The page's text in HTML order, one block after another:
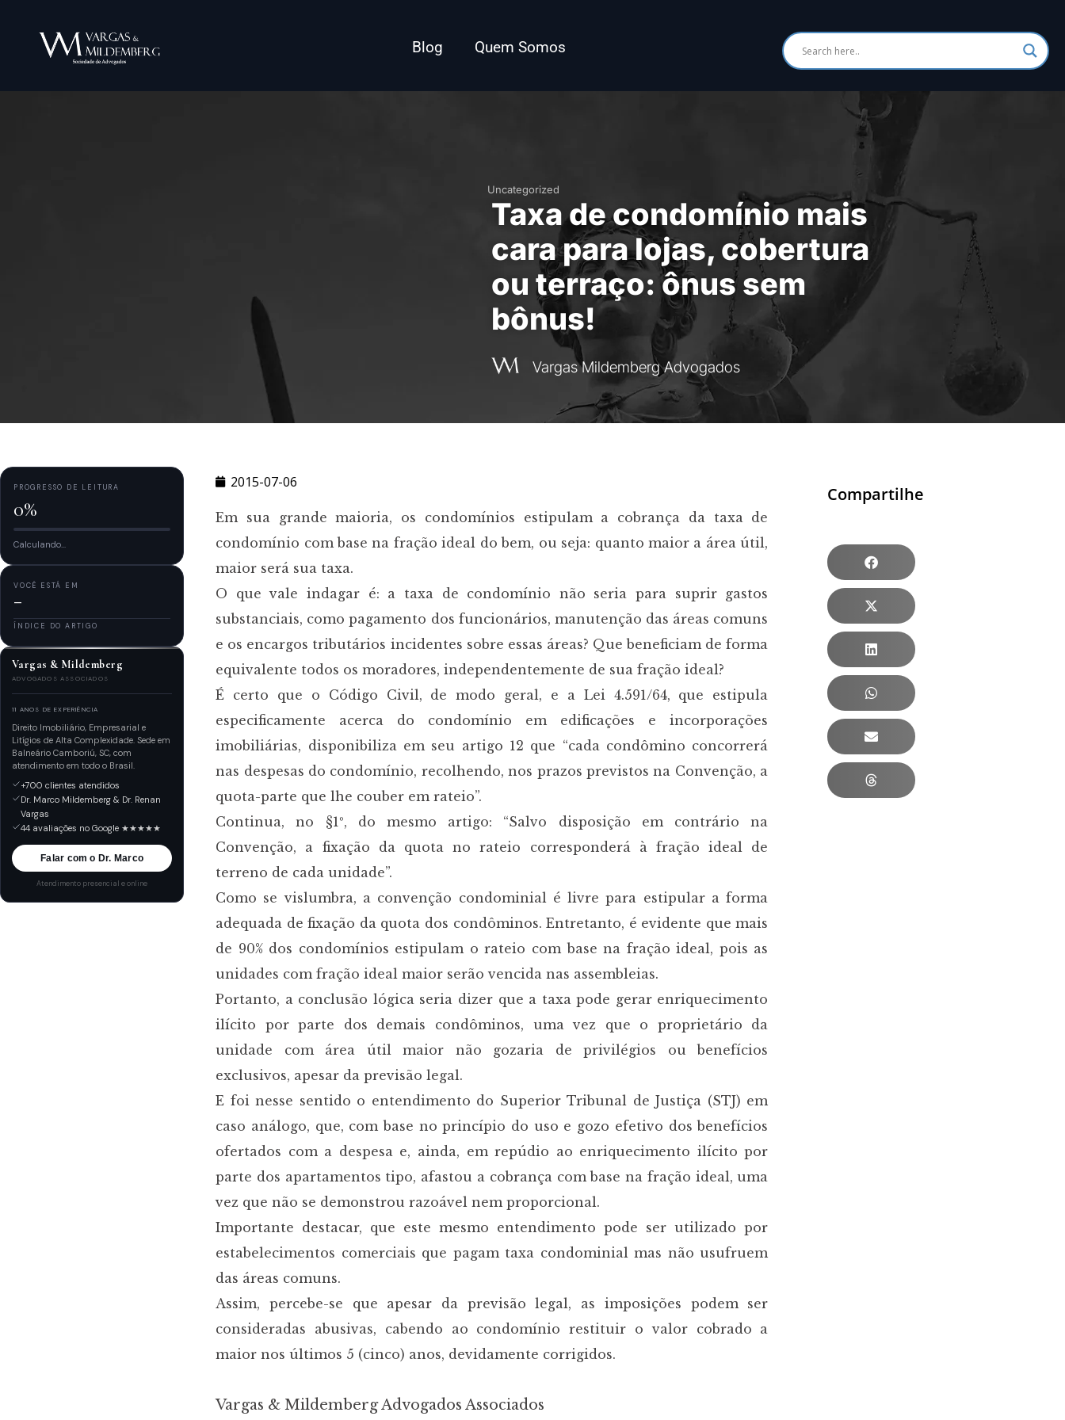
Blog Quem Somos
Uncategorized
Taxa de condomínio mais
cara para lojas, cobertura
ou terraço: ônus sem
bônus!
Vargas Mildemberg Advogados
PROGRESSO DE LEITURA
0%
Calculando...
VOCÊ ESTÁ EM
—
ÍNDICE DO ARTIGO
Vargas & Mildemberg
ADVOGADOS ASSOCIADOS
11 ANOS DE EXPERIÊNCIA
Direito Imobiliário, Empresarial e
Litígios de Alta Complexidade. Sede em
Balneário Camboriú, SC, com
atendimento em todo o Brasil.
+700 clientes atendidos
Dr. Marco Mildemberg & Dr. Renan
Vargas
44 avaliações no Google ★★★★★
Falar com o Dr. Marco
Atendimento presencial e online
2015-07-06
Em sua grande maioria, os condomínios estipulam a cobrança da taxa de
condomínio com base na fração ideal do bem, ou seja: quanto maior a área útil,
maior será sua taxa.
O que vale indagar é: a taxa de condomínio não seria para suprir gastos
substanciais, como pagamento dos funcionários, manutenção das áreas comuns
e os encargos tributários incidentes sobre essas áreas? Que beneficiam de forma
equivalente todos os moradores, independentemente de sua fração ideal?
É certo que o Código Civil, de modo geral, e a Lei 4.591/64, que estipula
especificamente acerca do condomínio em edificações e incorporações
imobiliárias, disponibiliza em seu artigo 12 que “cada condômino concorrerá
nas despesas do condomínio, recolhendo, nos prazos previstos na Convenção, a
quota-parte que lhe couber em rateio”.
Continua, no §1º, do mesmo artigo: “Salvo disposição em contrário na
Convenção, a fixação da quota no rateio corresponderá à fração ideal de
terreno de cada unidade”.
Como se vislumbra, a convenção condominial é livre para estipular a forma
adequada de fixação da quota dos condôminos. Entretanto, é evidente que mais
de 90% dos condomínios estipulam o rateio com base na fração ideal, pois as
unidades com fração ideal maior serão vencida nas assembleias.
Portanto, a conclusão lógica seria dizer que a taxa pode gerar enriquecimento
ilícito por parte dos demais condôminos, uma vez que o proprietário da
unidade com área útil maior não gozaria de privilégios ou benefícios
exclusivos, apesar da previsão legal.
E foi nesse sentido o entendimento do Superior Tribunal de Justiça (STJ) em
caso análogo, que, com base no princípio do uso e gozo efetivo dos benefícios
ofertados com a despesa e, ainda, em repúdio ao enriquecimento ilícito por
parte dos apartamentos tipo, afastou a cobrança com base na fração ideal, uma
vez que não se demonstrou razoável nem proporcional.
Importante destacar, que este mesmo entendimento pode ser utilizado por
estabelecimentos comerciais que pagam taxa condominial mas não usufruem
das áreas comuns.
Assim, percebe-se que apesar da previsão legal, as imposições podem ser
consideradas abusivas, cabendo ao condomínio restituir o valor cobrado a
maior nos últimos 5 (cinco) anos, devidamente corrigidos.
Vargas & Mildemberg Advogados Associados
Compartilhe